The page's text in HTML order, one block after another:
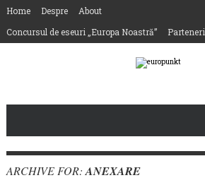
Home Despre
About
Concursul de eseuri „Europa Noastră”
Parteneri
ARCHIVE FOR: ANEXARE